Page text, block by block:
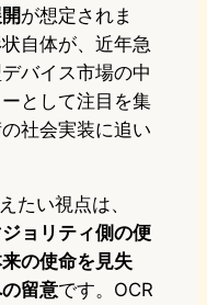
が想定されま
自体が、近年急
バイス市場の中
として注目を集
社会実装に追い
たい視点は、
ョリティ側の便
の使命を見失
留意です。OCR